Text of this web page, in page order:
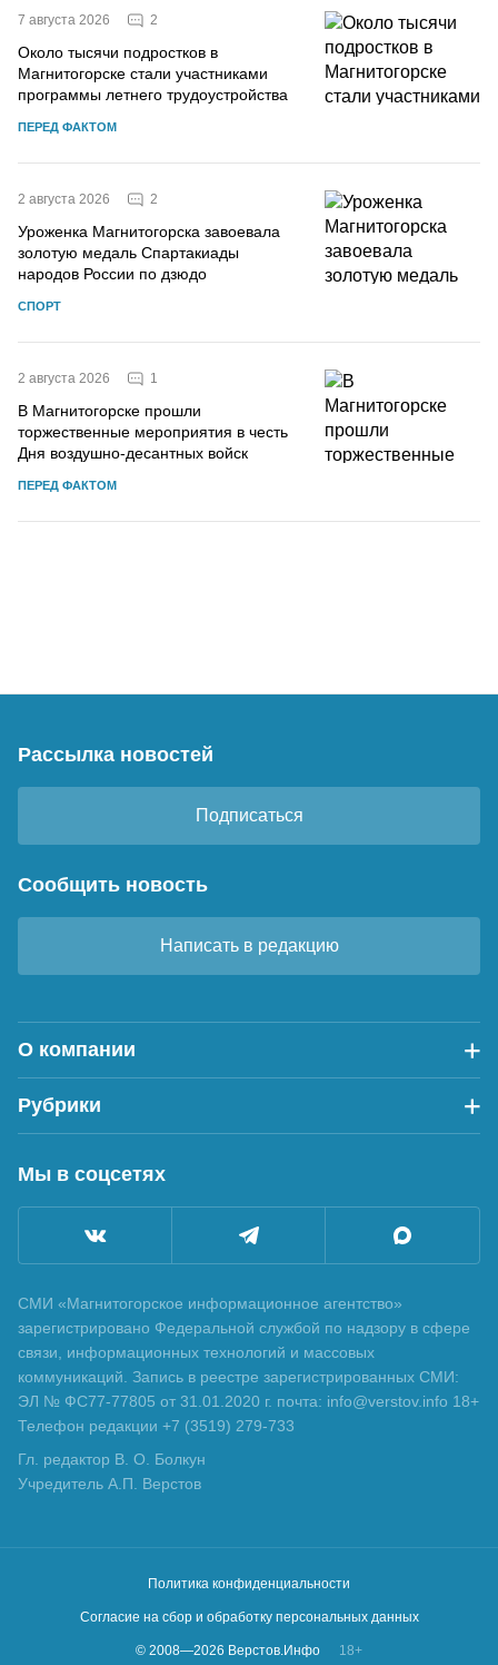
7 августа 2026 2
Около тысячи подростков в
Магнитогорске стали участниками
программы летнего трудоустройства
ПЕРЕД ФАКТОМ
2 августа 2026 2
Уроженка Магнитогорска завоевала
золотую медаль Спартакиады
народов России по дзюдо
СПОРТ
2 августа 2026 1
В Магнитогорске прошли
торжественные мероприятия в честь
Дня воздушно-десантных войск
ПЕРЕД ФАКТОМ
Рассылка новостей
Подписаться
Сообщить новость
Написать в редакцию
О компании
Рубрики
Мы в соцсетях
СМИ «Магнитогорское информационное агентство»
зарегистрировано Федеральной службой по надзору в сфере
связи, информационных технологий и массовых
коммуникаций. Запись в реестре зарегистрированных СМИ:
ЭЛ № ФС77-77805 от 31.01.2020 г. почта: info@verstov.info 18+
Телефон редакции +7 (3519) 279-733
Гл. редактор В. О. Болкун
Учредитель А.П. Верстов
Политика конфиденциальности
Согласие на сбор и обработку персональных данных
© 2008—2026 Верстов.Инфо 18+